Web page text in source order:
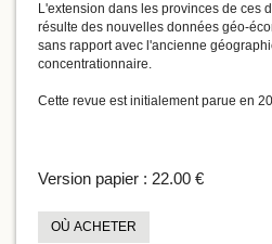
L'extension dans les provinces de ces
résulte des nouvelles données géo-
sans rapport avec l'ancienne
concentrationnaire.
Cette revue est initialement parue en
Version papier : 22.00 €
OÙ ACHETER